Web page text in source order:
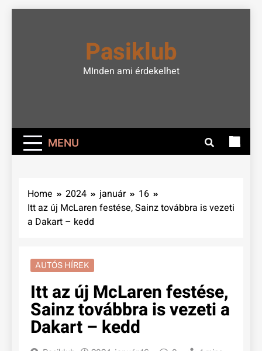
Pasiklub
MInden ami érdekelhet
MENU
Home 2024 január
16
Itt az új McLaren festése, Sainz továbbra is vezeti
a Dakart – kedd
AUTÓS HÍREK
Itt az új McLaren festése,
Sainz továbbra is vezeti a
Dakart – kedd